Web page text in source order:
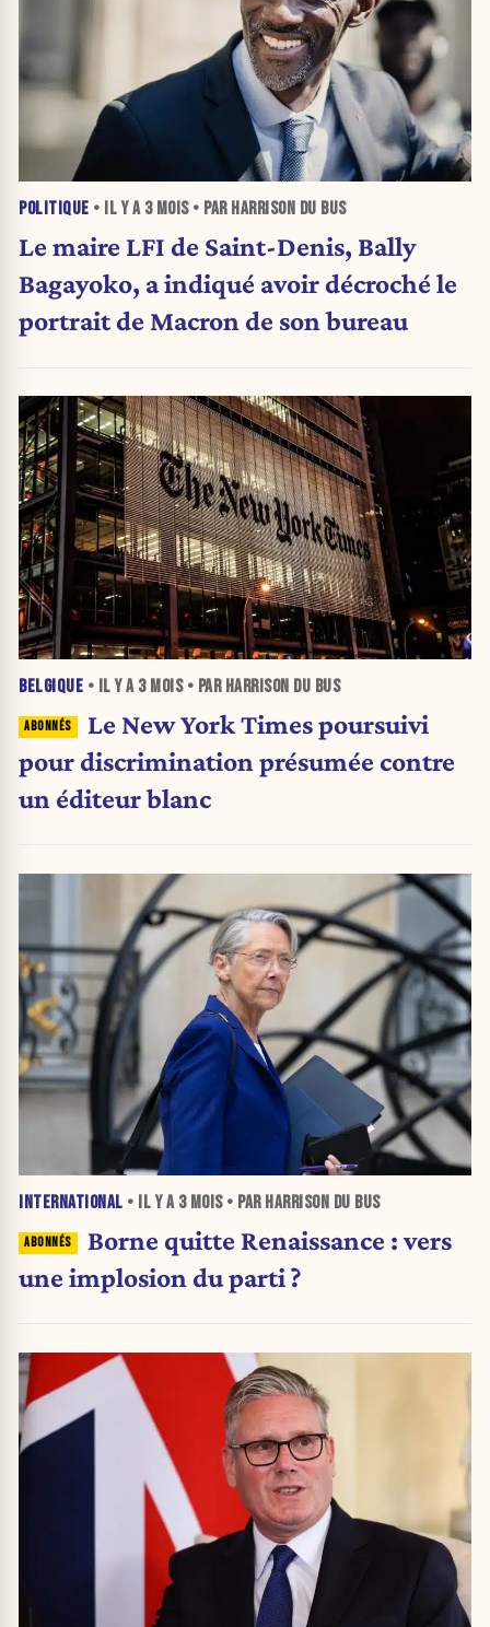
POLITIQUE • IL Y A 3 MOIS• PAR HARRISON DU BUS
Le maire LFI de Saint-Denis, Bally
Bagayoko, a indiqué avoir décroché le
portrait de Macron de son bureau
BELGIQUE • IL Y A 3 MOIS• PAR HARRISON DU BUS
Le New York Times poursuivi
pour discrimination présumée contre
un éditeur blanc
INTERNATIONAL • IL Y A 3 MOIS• PAR HARRISON DU BUS
Borne quitte Renaissance : vers
une implosion du parti ?